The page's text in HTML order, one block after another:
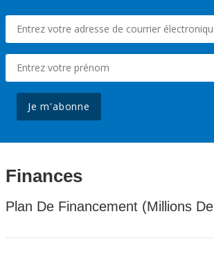
Je m'abonne
Finances
Plan De Financement (Millions